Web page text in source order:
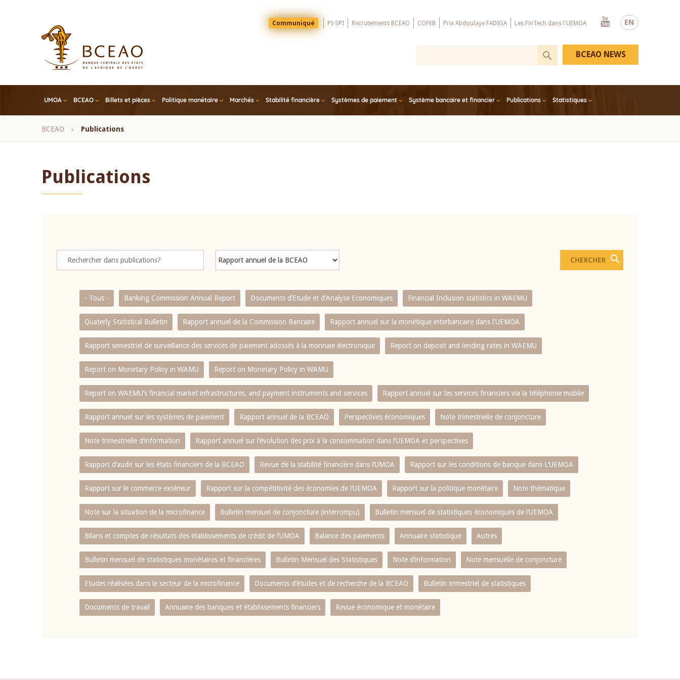
EN
Menu
Top
Communiqué PI-SPI Recrutements BCEAO COFEB Prix Abdoulaye FADIGA Les FinTech dans l'UEMOA
Youtube
UMOA BCEAO Billets et pièces Politique monétaire Marchés Stabilité financière Systèmes de paiement Système bancaire et financier Publications Statistiques
BCEAO NEWS
Fil
BCEAO Publications
Publications
- Tous - Banking Commission Annual Report Documents d’Etude et d’Analyse Economiques Financial Inclusion statistics in WAEMU
Quaterly Statistical Bulletin Rapport annuel de la Commission Bancaire Rapport annuel sur la monétique interbancaire dans l'UEMOA
Rapport semestriel de surveillance des services de paiement adossés à la monnaie électronique Report on deposit and lending rates in WAEMU
Report on Monetary Policy in WAMU Report on Monetary Policy in WAMU
Report on WAEMU’s financial market infrastructures, and payment instruments and services Rapport annuel sur les services financiers via la téléphonie mobile
Rapport annuel sur les systèmes de paiement Rapport annuel de la BCEAO Perspectives économiques Note trimestrielle de conjoncture
Note trimestrielle d‘information Rapport annuel sur l‘évolution des prix à la consommation dans l‘UEMOA et perspectives
Rapport d‘audit sur les états financiers de la BCEAO Revue de la stabilité financière dans l‘UMOA Rapport sur les conditions de banque dans L‘UEMOA
Rapport sur le commerce extérieur Rapport sur la compétitivité des économies de l‘UEMOA Rapport sur la politique monétaire Note thématique
Note sur la situation de la microfinance Bulletin mensuel de conjoncture (interrompu) Bulletin mensuel de statistiques économiques de l‘UEMOA
Bilans et comptes de résultats des établissements de crédit de l‘UMOA Balance des paiements Annuaire statistique Autres
Bulletin mensuel de statistiques monétaires et financières Bulletin Mensuel des Statistiques Note d’information Note mensuelle de conjoncture
Etudes réalisées dans le secteur de la microfinance Documents d’études et de recherche de la BCEAO Bulletin trimestriel de statistiques
Documents de travail Annuaire des banques et établissements financiers Revue économique et monétaire